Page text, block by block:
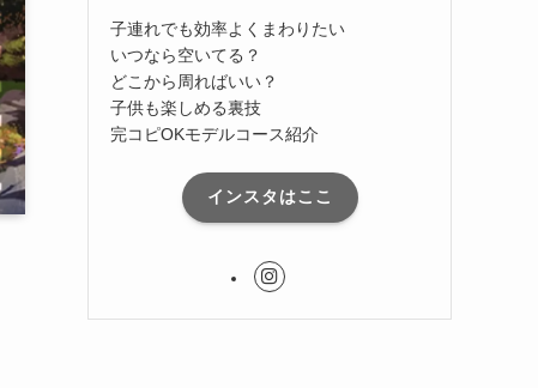
子連れでも効率よくまわりたい
いつなら空いてる？
どこから周ればいい？
子供も楽しめる裏技
完コピOKモデルコース紹介
インスタはここ